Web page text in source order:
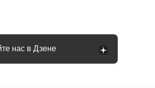
нас в Дзене